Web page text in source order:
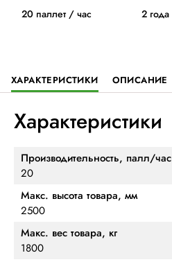
20 паллет / час 2 года
ХАРАКТЕРИСТИКИ ОПИСАНИЕ
Характеристики
Производительность, палл/час
20
Макс. высота товара, мм
2500
Макс. вес товара, кг
1800